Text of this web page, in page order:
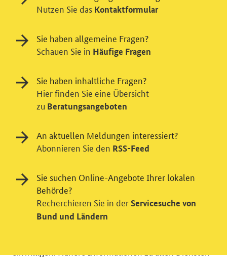
Einwilligung in Tracking und / oder
Wir bitten Sie an dieser Stelle um Ihre Einwilligung für
verschiedene Zusatzdienste unserer Webseite: Wir
möchten die Nutzeraktivität mit Hilfe
datenschutzfreundlicher Statistiken verstehen, um
Nutzen Sie das Kontaktformular
Sie haben allgemeine Fragen?
Schauen Sie in Häufige Fragen
Sie haben inhaltliche Fragen?
Hier finden Sie eine Übersicht
zu Beratungsangeboten
An aktuellen Meldungen interessiert?
Abonnieren Sie den RSS-Feed
Sie suchen Online-Angebote Ihrer lokalen
Behörde?
Recherchieren Sie in der Servicesuche von
Bund und Ländern